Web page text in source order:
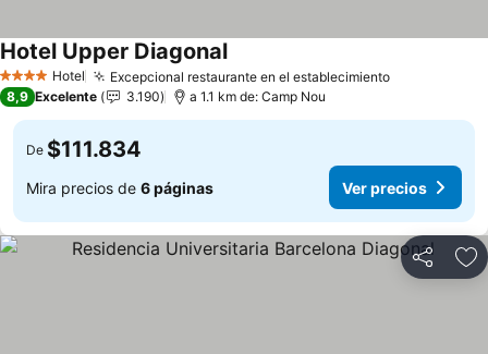
4 EstrellasHotel Excepcional restaurante en el establecimiento
Hotel Upper Diagonal
8,9 Excelente 3.190 a 1.1 km de: Camp Nou
De $111.834
Mira precios de 6 páginas Ver precios
Compartir